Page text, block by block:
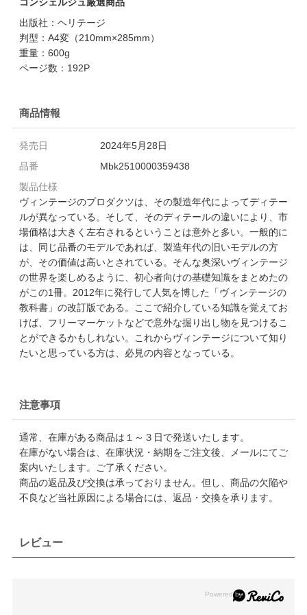
出版社：ヘリテージ
判型：A4変（210mm×285mm）
重量：600g
ページ数：192P
商品情報
発売日
2024年5月28日
品番
Mbk2510000359438
製品仕様
ヴィンテージのプロダクツは、その製造年代によってディテー
ルが異なっている。そして、そのディテールの違いにより、市
場価格は大きく左右されるということは意外と多い。一般的に
は、同じ品番のモデルであれば、製造年代の旧いモデルの方
が、その価値は高いとされている。そんな奥深いヴィンテージ
の世界を楽しめるように、初心者向けの基礎知識をまとめたの
がこの1冊。2012年に発行して人気を博した「ヴィンテージの
教科書」の改訂版である。ここで紹介している知識を覚えてお
けば、フリーマーケットなどで意外な掘り出し物を見つけるこ
とができるかもしれない。これからヴィンテージについて知り
たいと思っている方は、必見の内容となっている。
注意事項
通常、在庫がある商品は１～３日で発送いたします。
在庫がない場合は、在庫状況・納期をご注文後、メールにてご
案内いたします。ご了承ください。
商品の返品及び交換は承っておりません。但し、商品の欠陥や
不良など当社原因による場合には、返品・交換を承ります。
レビュー